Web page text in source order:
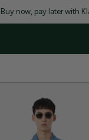
παραγγελιών,
Σας